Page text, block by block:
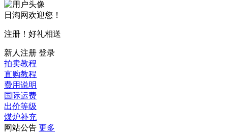
日淘网欢迎您！
注册！好礼相送
新人注册 登录
拍卖教程
直购教程
费用说明
国际运费
出价等级
煤炉补充
网站公告 更多